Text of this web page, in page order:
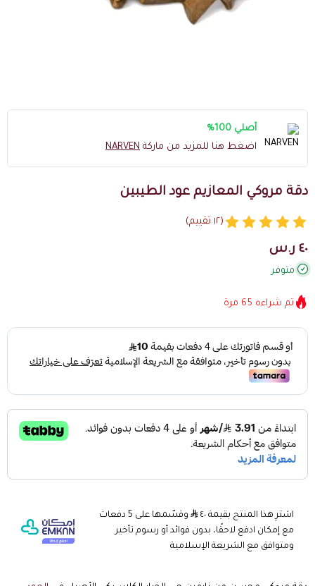
أصلي 100%
اضغط هنا للمزيد من ماركة NARVEN
دقة مروكي المعازيم عود الطيبين
(١٢ تقييم)
٤٠ ر.س
متوفر
تم شراءه 65 مرة
اشترِ هذا المنتج بقيمة ٤٠
وقسّمها على 5 دفعات
مع إمكان ادفع لاحقًا، بدون فوائد أو رسوم تأخير
ومتوافق مع الشريعة الإسلامية